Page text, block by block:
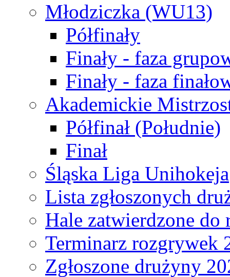
Młodziczka (WU13)
Półfinały
Finały - faza
Finały - faza
Akademickie
Półfinał (Południe)
Finał
Śląska Liga Unihokeja
Lista zgłoszonych
Hale zatwierdzone do
Terminarz rozgrywek
Zgłoszone drużyny